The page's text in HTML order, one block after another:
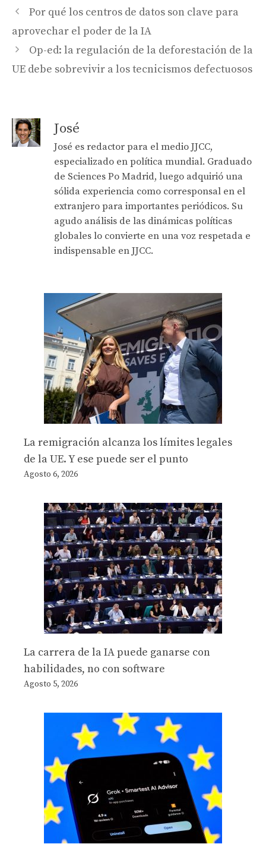
Por qué los centros de datos son clave para
aprovechar el poder de la IA
Op-ed: la regulación de la deforestación de la
UE debe sobrevivir a los tecnicismos defectuosos
José
José es redactor para el medio JJCC,
especializado en política mundial. Graduado
de Sciences Po Madrid, luego adquirió una
sólida experiencia como corresponsal en el
extranjero para importantes periódicos. Su
agudo análisis de las dinámicas políticas
globales lo convierte en una voz respetada e
indispensable en JJCC.
La remigración alcanza los límites legales
de la UE. Y ese puede ser el punto
Agosto 6, 2026
La carrera de la IA puede ganarse con
habilidades, no con software
Agosto 5, 2026